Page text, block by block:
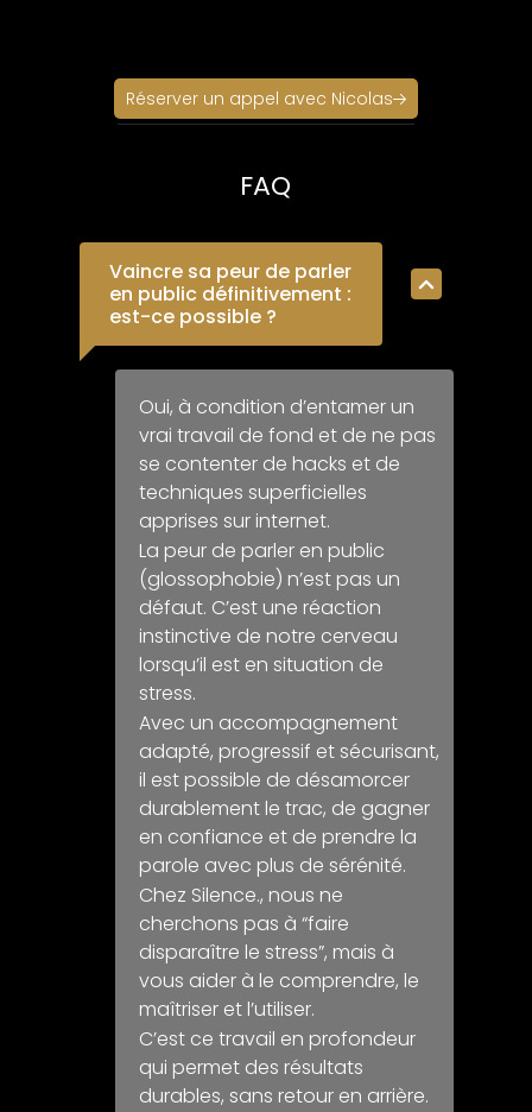
Réserver un appel avec Nicolas
FAQ
Vaincre sa peur de parler
en public définitivement :
est-ce possible ?
Oui, à condition d’entamer un
vrai travail de fond et de ne pas
se contenter de hacks et de
techniques superficielles
apprises sur internet.
La peur de parler en public
(glossophobie) n’est pas un
défaut. C’est une réaction
instinctive de notre cerveau
lorsqu’il est en situation de
stress.
Avec un accompagnement
adapté, progressif et sécurisant,
il est possible de désamorcer
durablement le trac, de gagner
en confiance et de prendre la
parole avec plus de sérénité.
Chez Silence., nous ne
cherchons pas à “faire
disparaître le stress”, mais à
vous aider à le comprendre, le
maîtriser et l’utiliser.
C’est ce travail en profondeur
qui permet des résultats
durables, sans retour en arrière.